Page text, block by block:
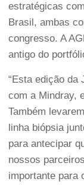
estratégicas
Brasil, ambas
congresso. A
antigo do
“Esta edição da
com a Mindray,
Também
linha biópsia
para antecipar
nossos
importante para